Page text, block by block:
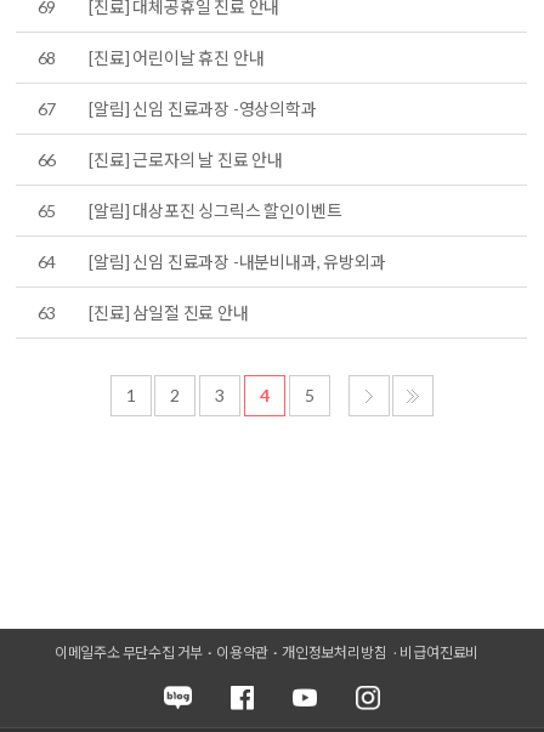
69 [진료] 대체공휴일 진료 안내
68 [진료] 어린이날 휴진 안내
67 [알림] 신임 진료과장 -영상의학과
66 [진료] 근로자의 날 진료 안내
65 [알림] 대상포진 싱그릭스 할인이벤트
64 [알림] 신임 진료과장 -내분비내과, 유방외과
63 [진료] 삼일절 진료 안내
1 2 3 4 5
이메일주소 무단수집 거부 이용약관 개인정보처리방침 비급여진료비